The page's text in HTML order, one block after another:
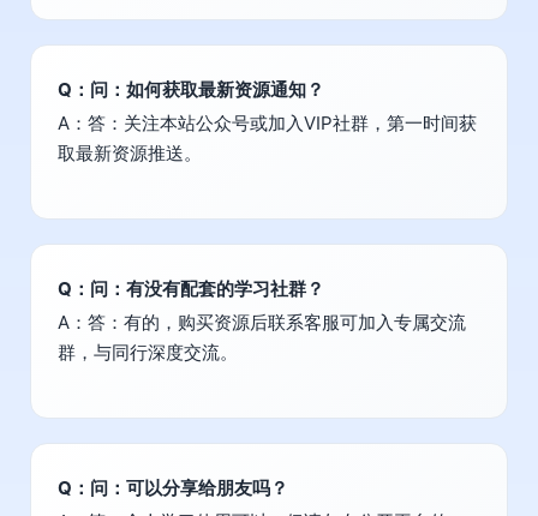
Q：问：如何获取最新资源通知？
A：答：关注本站公众号或加入VIP社群，第一时间获
取最新资源推送。
Q：问：有没有配套的学习社群？
A：答：有的，购买资源后联系客服可加入专属交流
群，与同行深度交流。
Q：问：可以分享给朋友吗？